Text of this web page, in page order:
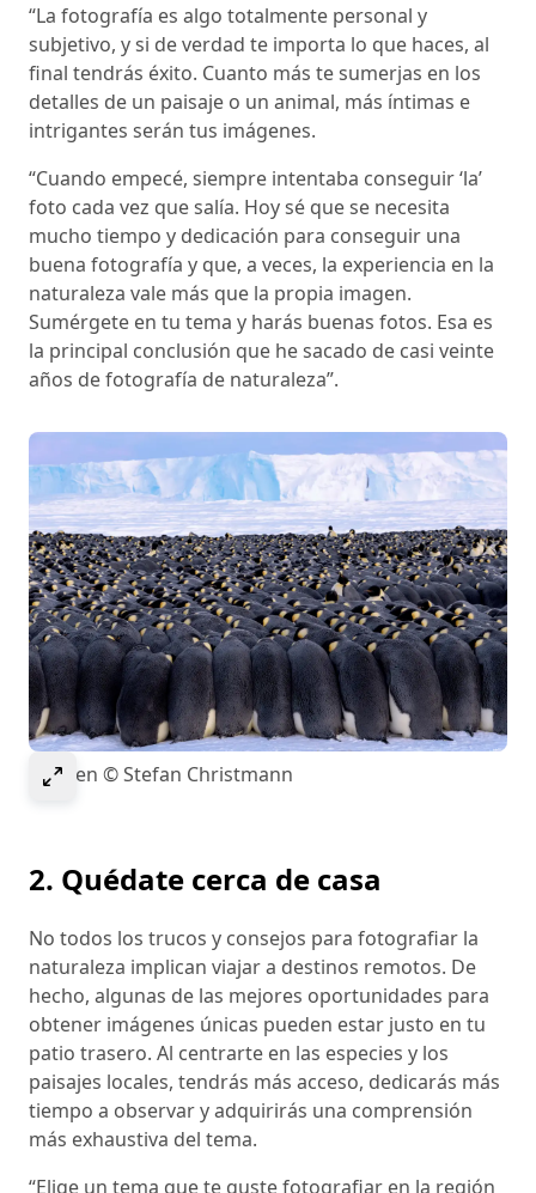
“La fotografía es algo totalmente personal y
subjetivo, y si de verdad te importa lo que haces, al
final tendrás éxito. Cuanto más te sumerjas en los
detalles de un paisaje o un animal, más íntimas e
intrigantes serán tus imágenes.
“Cuando empecé, siempre intentaba conseguir ‘la’
foto cada vez que salía. Hoy sé que se necesita
mucho tiempo y dedicación para conseguir una
buena fotografía y que, a veces, la experiencia en la
naturaleza vale más que la propia imagen.
Sumérgete en tu tema y harás buenas fotos. Esa es
la principal conclusión que he sacado de casi veinte
años de fotografía de naturaleza”.
Select to expand image
Imagen © Stefan Christmann
2. Quédate cerca de casa
No todos los trucos y consejos para fotografiar la
naturaleza implican viajar a destinos remotos. De
hecho, algunas de las mejores oportunidades para
obtener imágenes únicas pueden estar justo en tu
patio trasero. Al centrarte en las especies y los
paisajes locales, tendrás más acceso, dedicarás más
tiempo a observar y adquirirás una comprensión
más exhaustiva del tema.
“Elige un tema que te guste fotografiar en la región